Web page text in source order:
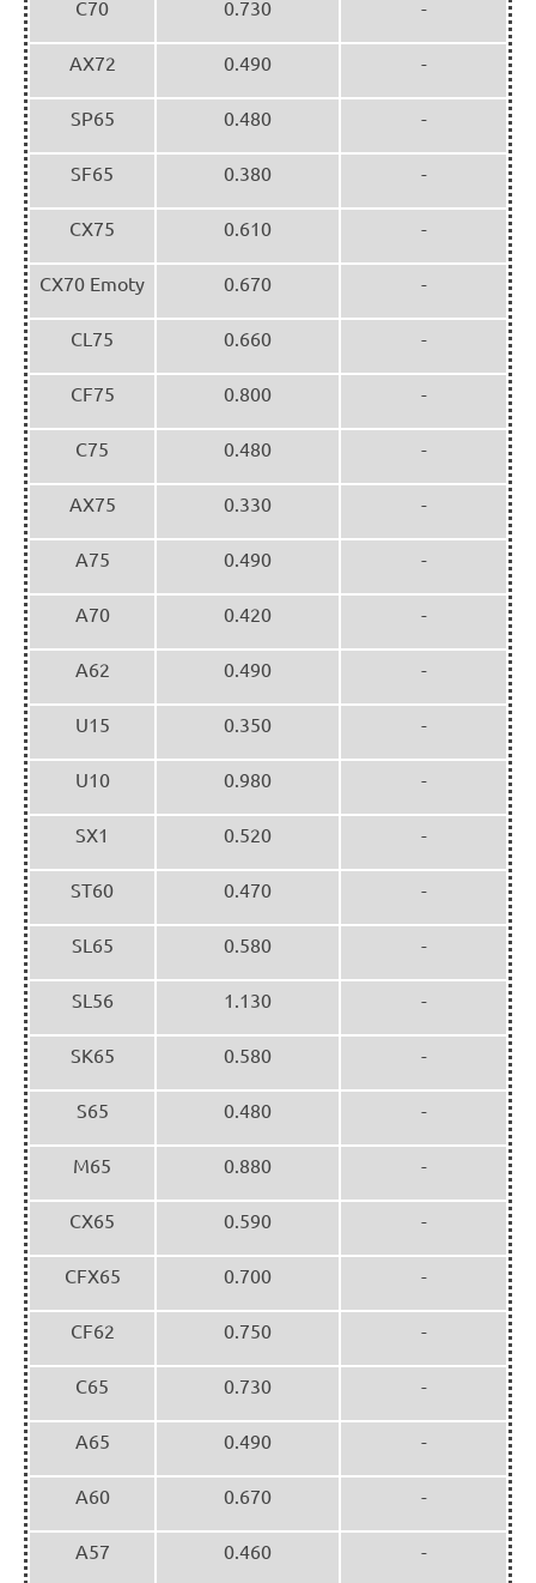
C70 0.730 -
AX72 0.490 -
SP65 0.480 -
SF65 0.380 -
CX75 0.610 -
CX70 Emoty 0.670 -
CL75 0.660 -
CF75 0.800 -
C75 0.480 -
AX75 0.330 -
A75 0.490 -
A70 0.420 -
A62 0.490 -
U15 0.350 -
U10 0.980 -
SX1 0.520 -
ST60 0.470 -
SL65 0.580 -
SL56 1.130 -
SK65 0.580 -
S65 0.480 -
M65 0.880 -
CX65 0.590 -
CFX65 0.700 -
CF62 0.750 -
C65 0.730 -
A65 0.490 -
A60 0.670 -
A57 0.460 -